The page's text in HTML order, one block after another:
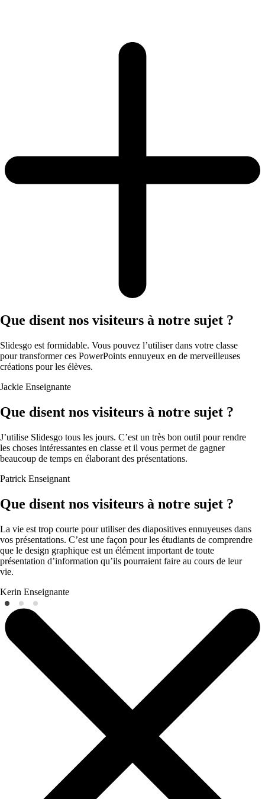
Que disent nos visiteurs à notre sujet ?
Slidesgo est formidable. Vous pouvez l’utiliser dans votre classe
pour transformer ces PowerPoints ennuyeux en de merveilleuses
créations pour les élèves.
Jackie Enseignante
Que disent nos visiteurs à notre sujet ?
J’utilise Slidesgo tous les jours. C’est un très bon outil pour rendre
les choses intéressantes en classe et il vous permet de gagner
beaucoup de temps en élaborant des présentations.
Patrick Enseignant
Que disent nos visiteurs à notre sujet ?
La vie est trop courte pour utiliser des diapositives ennuyeuses dans
vos présentations. C’est une façon pour les étudiants de comprendre
que le design graphique est un élément important de toute
présentation d’information qu’ils pourraient faire au cours de leur
vie.
Kerin Enseignante